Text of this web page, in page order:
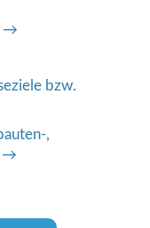
bzw.
,